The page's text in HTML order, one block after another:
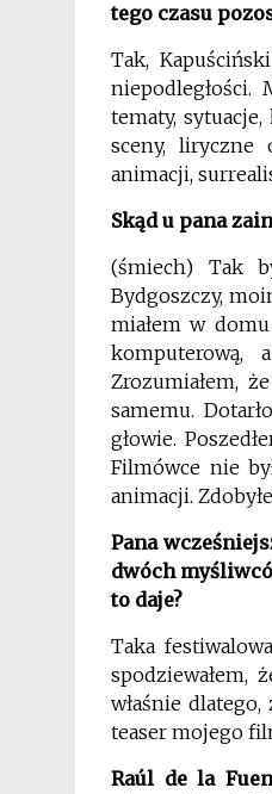
tego czasu
Tak,
niepodległości.
tematy,
sceny, liryczne
animacji,
Skąd u pana
(śmiech) Tak
Bydgoszczy,
miałem w
komputerową,
Zrozumiałem,
samemu.
głowie.
Filmówce nie
animacji.
Pana
dwóch
to daje?
Taka
właśnie
teaser mojego
Raúl de la